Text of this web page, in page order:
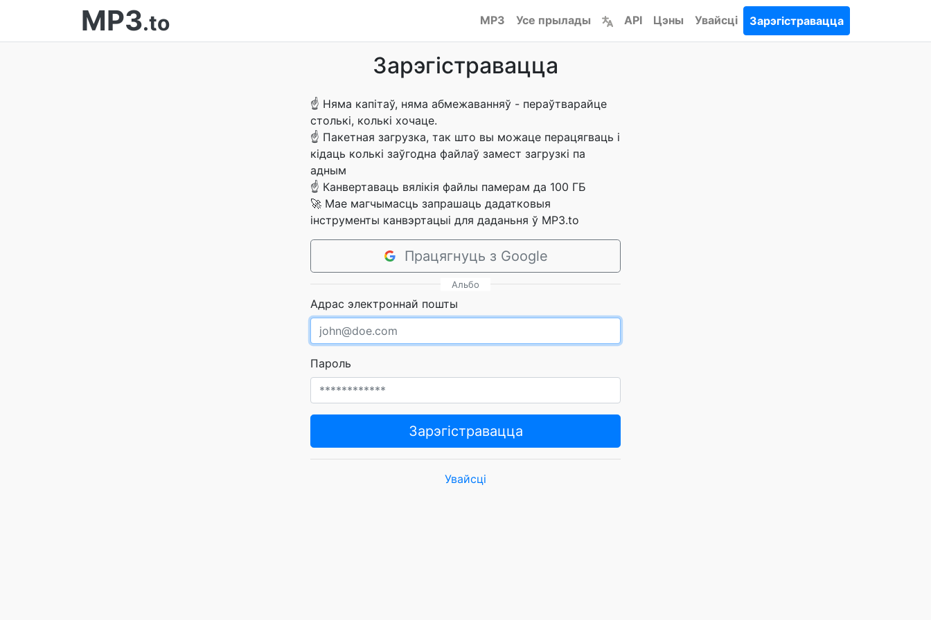
MP3.to MP3 Усе прылады API Цэны Увайсці Зарэгістравацца
Зарэгістравацца
☝ Няма капітаў, няма абмежаванняў - пераўтварайце
столькі, колькі хочаце.
☝ Пакетная загрузка, так што вы можаце перацягваць і
кідаць колькі заўгодна файлаў замест загрузкі па
адным
☝ Канвертаваць вялікія файлы памерам да 100 ГБ
🚀 Мае магчымасць запрашаць дадатковыя
інструменты канвэртацыі для даданьня ў MP3.to
Працягнуць з Google
Альбо
Адрас электроннай пошты
Пароль
Зарэгістравацца
Увайсці